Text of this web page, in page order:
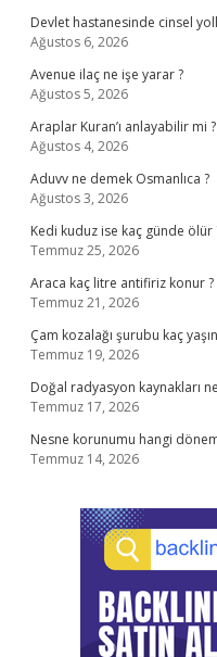
Devlet hastanesinde cinsel
Ağustos 6, 2026
Avenue ilaç ne işe yarar ?
Ağustos 5, 2026
Araplar Kuran’ı anlayabilir mi ?
Ağustos 4, 2026
Aduvv ne demek Osmanlıca ?
Ağustos 3, 2026
Kedi kuduz ise kaç günde ölür
Temmuz 25, 2026
Araca kaç litre antifiriz konur ?
Temmuz 21, 2026
Çam kozalağı şurubu kaç
Temmuz 19, 2026
Doğal radyasyon kaynakları
Temmuz 17, 2026
Nesne korunumu hangi
Temmuz 14, 2026